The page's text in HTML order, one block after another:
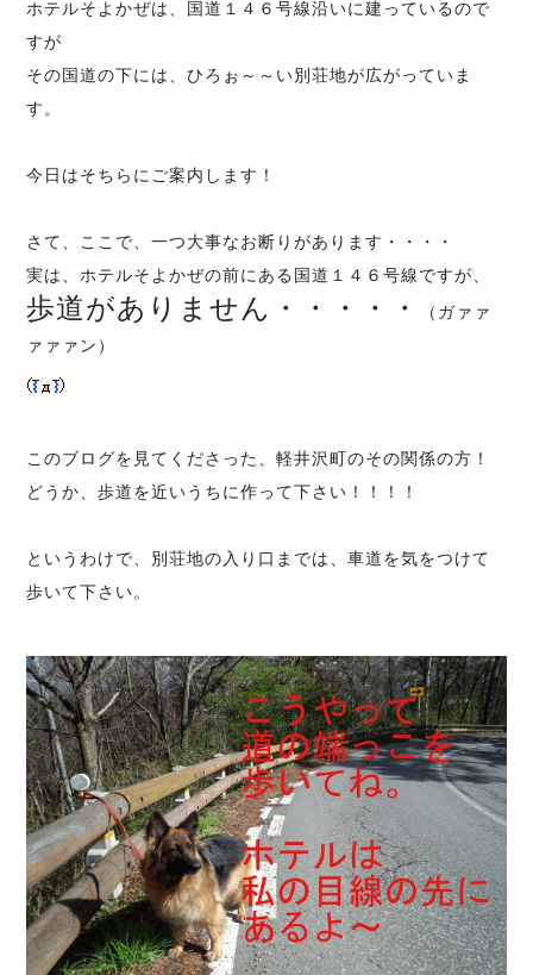
ホテルそよかぜは、国道１４６号線沿いに建っているので
すが
その国道の下には、ひろぉ～～い別荘地が広がっていま
す。
今日はそちらにご案内します！
さて、ここで、一つ大事なお断りがあります・・・・
実は、ホテルそよかぜの前にある国道１４６号線ですが、
歩道がありません・・・・・
（ガァァ
ァァァン）
このブログを見てくださった、軽井沢町のその関係の方！
どうか、歩道を近いうちに作って下さい！！！！
というわけで、別荘地の入り口までは、車道を気をつけて
歩いて下さい。